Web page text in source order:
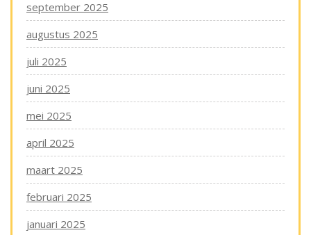
september 2025
augustus 2025
juli 2025
juni 2025
mei 2025
april 2025
maart 2025
februari 2025
januari 2025